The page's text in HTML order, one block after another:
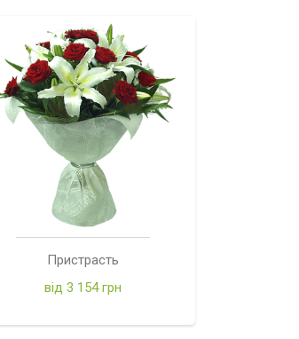
Пристрасть
від 3 154 грн